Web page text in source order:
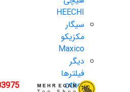
HEECHI
سیگار
مکزیکو
Maxico
دیگر
فیلترها
other